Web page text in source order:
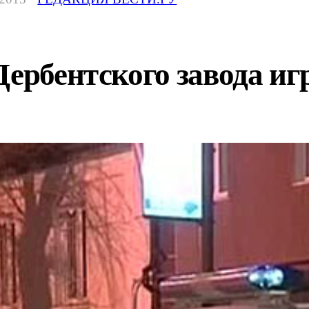
завода